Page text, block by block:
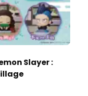
Slayer :